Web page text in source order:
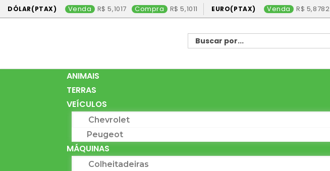
DÓLAR(PTAX) Venda 5,1017 Compra 5,1011 EURO(PTAX) Venda 5,8782
ANIMAIS
TERRAS
VEÍCULOS
Chevrolet
Peugeot
MÁQUINAS
Colheitadeiras